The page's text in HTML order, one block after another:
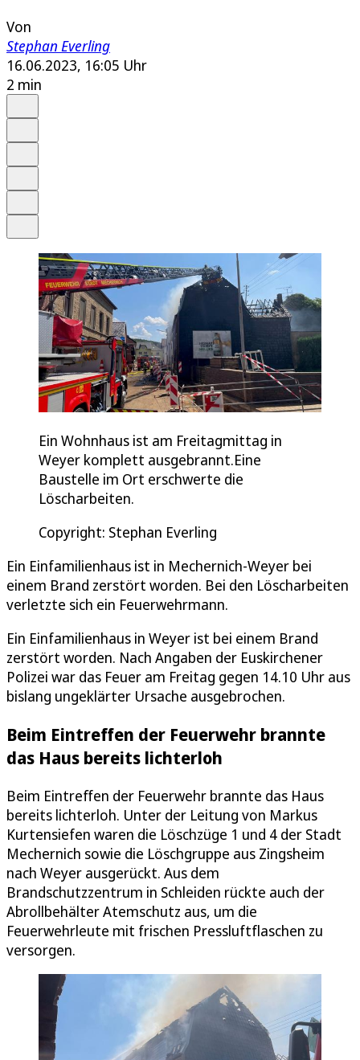
Von
Stephan Everling
16.06.2023, 16:05 Uhr
2 min
Ein Wohnhaus ist am Freitagmittag in
Weyer komplett ausgebrannt.Eine
Baustelle im Ort erschwerte die
Löscharbeiten.
Copyright: Stephan Everling
Ein Einfamilienhaus ist in Mechernich-Weyer bei
einem Brand zerstört worden. Bei den Löscharbeiten
verletzte sich ein Feuerwehrmann.
Ein Einfamilienhaus in Weyer ist bei einem Brand
zerstört worden. Nach Angaben der Euskirchener
Polizei war das Feuer am Freitag gegen 14.10 Uhr aus
bislang ungeklärter Ursache ausgebrochen.
Beim Eintreffen der Feuerwehr brannte
das Haus bereits lichterloh
Beim Eintreffen der Feuerwehr brannte das Haus
bereits lichterloh. Unter der Leitung von Markus
Kurtensiefen waren die Löschzüge 1 und 4 der Stadt
Mechernich sowie die Löschgruppe aus Zingsheim
nach Weyer ausgerückt. Aus dem
Brandschutzzentrum in Schleiden rückte auch der
Abrollbehälter Atemschutz aus, um die
Feuerwehrleute mit frischen Pressluftflaschen zu
versorgen.